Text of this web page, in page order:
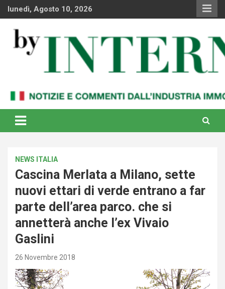
Skiplunedì, Agosto 10, 2026
By Internews
internazionale
NEWS ITALIA
Cascina Merlata a Milano, sette
nuovi ettari di verde entrano a far
parte dell’area parco. che si
annetterà anche l’ex Vivaio
Gaslini
26 Novembre 2018